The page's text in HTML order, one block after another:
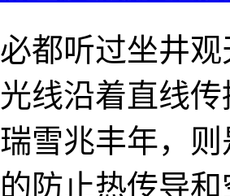
都听过坐井
线沿着直线
雪兆丰年，
防止热传导